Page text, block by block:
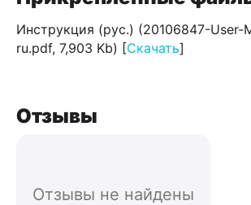
Инструкция (рус.) (20106847-User-
ru.pdf, 7,903 Kb) [Скачать]
Отзывы
Отзывы не найдены